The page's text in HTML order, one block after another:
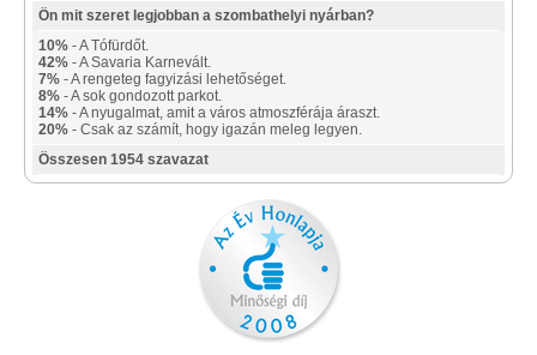
Ön mit szeret legjobban a szombathelyi nyárban?
10% - A Tófürdőt.
42% - A Savaria Karnevált.
7% - A rengeteg fagyizási lehetőséget.
8% - A sok gondozott parkot.
14% - A nyugalmat, amit a város atmoszférája áraszt.
20% - Csak az számít, hogy igazán meleg legyen.
Összesen 1954 szavazat